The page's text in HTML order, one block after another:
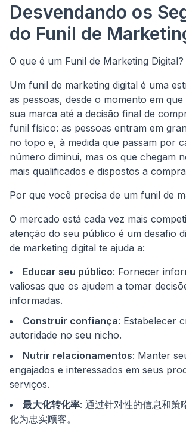
Desvendando os
do Funil de
O que é um Funil de Marketing Digital?
Um funil de marketing digital é uma
as pessoas, desde o momento em
sua marca até a decisão final de
funil físico: as pessoas entram em
no topo e, à medida que passam por
número diminui, mas os que chegam
mais qualificados e dispostos a
Por que você precisa de um funil de
O mercado está cada vez mais
atenção do seu público é um desafio
de marketing digital te ajuda a:
Educar seu público: Fornecer
valiosas que os ajudem a tomar
informadas.
Construir confiança: Estabelecer
autoridade no seu nicho.
Nutrir relacionamentos: Manter
engajados e interessados em seus
serviços.
最大化转化率: 通过针对性的信息和策
化为忠实顾客。